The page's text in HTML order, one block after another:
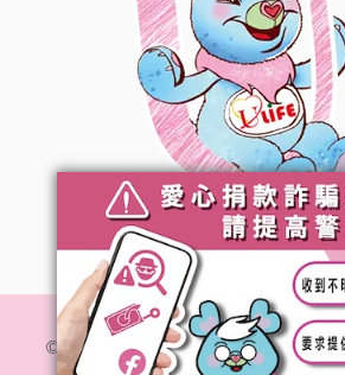
© 社團法人台灣優質生命協會. All